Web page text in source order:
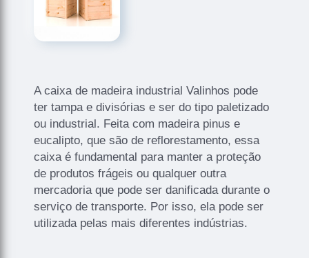
A caixa de madeira industrial Valinhos pode
ter tampa e divisórias e ser do tipo paletizado
ou industrial. Feita com madeira pinus e
eucalipto, que são de reflorestamento, essa
caixa é fundamental para manter a proteção
de produtos frágeis ou qualquer outra
mercadoria que pode ser danificada durante o
serviço de transporte. Por isso, ela pode ser
utilizada pelas mais diferentes indústrias.